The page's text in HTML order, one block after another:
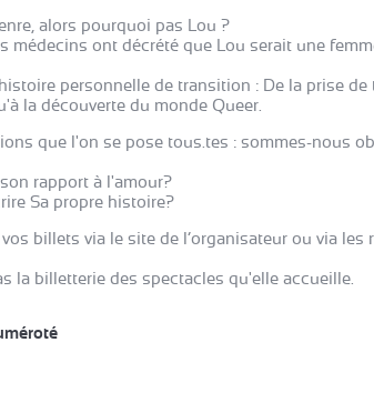
alors pourquoi pas Lou ?
médecins ont décrété que Lou serait une
personnelle de transition : De la prise de
la découverte du monde Queer.
que l'on se pose tous.tes : sommes-nous
rapport à l'amour?
Sa propre histoire?
billets via le site de l’organisateur ou via les
la billetterie des spectacles qu'elle accueille.